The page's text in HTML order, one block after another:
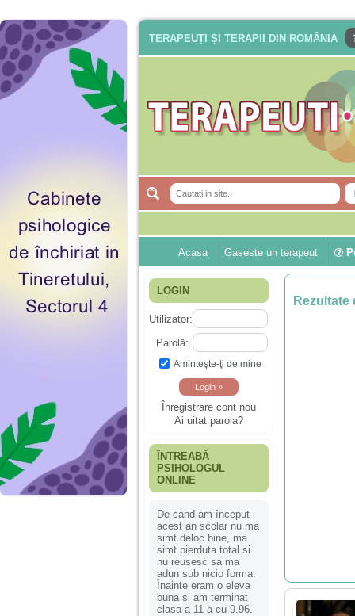
TERAPEUȚI ȘI TERAPII DIN ROMÂNIA
Acasa Gaseste un terapeut
LOGIN
Utilizator:
Parolă:
Aminteşte-ţi de mine
Înregistrare cont nou
Ai uitat parola?
ÎNTREABĂ
PSIHOLOGUL
ONLINE
De cand am început
acest an scolar nu ma
simt deloc bine, ma
simt pierduta total si
nu reusesc sa ma
adun sub nicio forma.
Înainte eram o eleva
buna si am terminat
clasa a 11-a cu 9.96.
Rezultate